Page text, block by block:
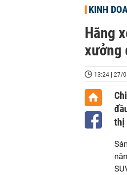
KINH
Hãng
xưởng
13:24 | 27/
thị